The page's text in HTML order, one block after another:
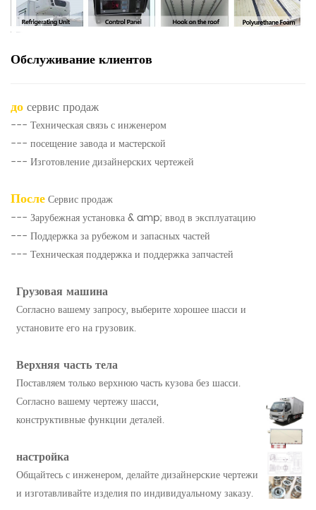
Обслуживание клиентов
досервис продаж
--- Техническая связь с инженером
--- посещение завода и мастерской
--- Изготовление дизайнерских чертежей
ПослеСервис продаж
--- Зарубежная установка & amp; ввод в эксплуатацию
--- Поддержка за рубежом и запасных частей
--- Техническая поддержка и поддержка запчастей
Грузовая машина
Согласно вашему запросу, выберите хорошее шасси и
установите его на грузовик.
Верхняя часть тела
Поставляем только верхнюю часть кузова без шасси.
Согласно вашему чертежу шасси,
конструктивные функции деталей.
настройка
Общайтесь с инженером, делайте дизайнерские чертежи
и изготавливайте изделия по индивидуальному заказу.